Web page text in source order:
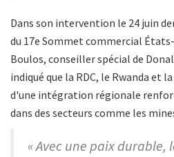
Dans son intervention le 24 juin
du 17e Sommet commercial
Boulos, conseiller spécial de
indiqué que la RDC, le Rwanda et
d'une intégration régionale
dans des secteurs comme les
« Avec une paix durable,